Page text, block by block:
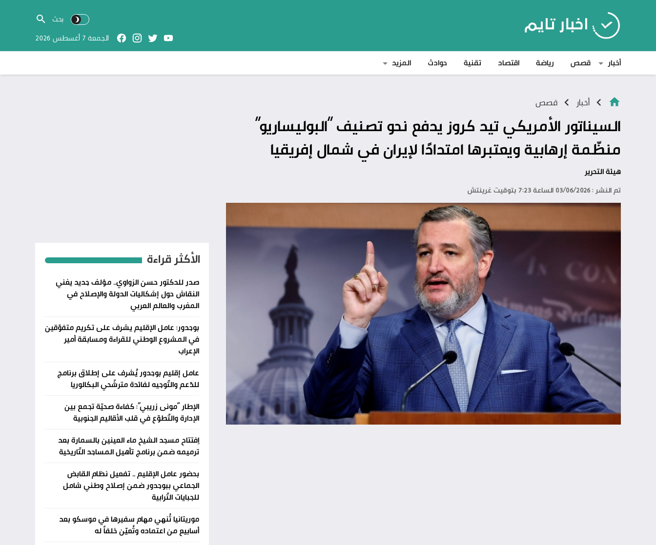
الجمعة 7 أغسطس 2026
أخبار
قصص رياضة اقتصاد تقنية حوادث المزيد
أخبار قصص
السيناتور الأمريكي تيد كروز يدفع نحو تصنيف “البوليساريو”
منظّمة إرهابية ويعتبرها امتدادًا لإيران في شمال إفريقيا
هيئة التحرير
تم النشر : 03/06/2026 الساعة 7:23 بتوقيت غرينتش
الأكثر قراءة
صدر للدكتور حسن الزواوي.. مؤلف جديد يغني
النقاش حول إشكاليات الدولة والإصلاح في
المغرب والعالم العربي
بوجدور: عامل الإقليم يشرف على تكريم متفوّقين
في المشروع الوطني للقراءة ومسابقة أمير
الإعراب
عامل إقليم بوجدور يُشرف على إطلاق برنامج
للدّعم والتّوجيه لفائدة مترشّحي البكالوريا
الإطار “مونى زريبي”: كفاءة صحيّة تجمع بين
الإدارة والتّطوّع في قلب الأقاليم الجنوبية
اِفتتاح مسجد الشيخ ماء العينين بالسمارة بعد
ترميمه ضمن برنامج تأهيل المساجد التّاريخية
بحضور عامل الإقليم .. تفعيل نظام القابض
الجماعي ببوجدور ضمن إصلاح وطني شامل
للجبايات التّرابية
موريتانيا تُنهي مهام سفيرها في موسكو بعد
أسابيع من اعتماده وتُعيّن خلفاً له